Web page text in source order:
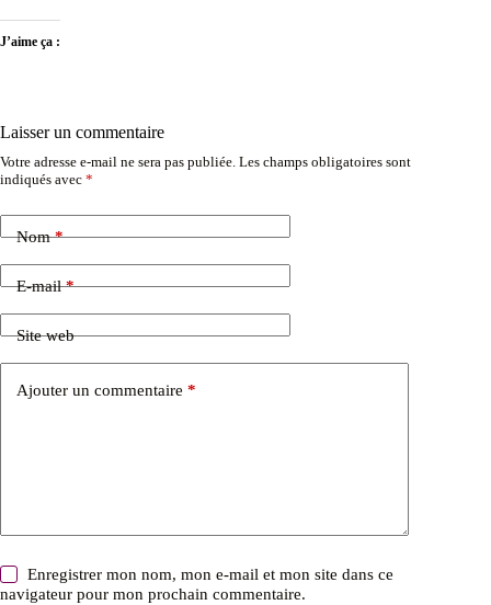
J’aime ça :
Laisser un commentaire
Votre adresse e-mail ne sera pas publiée. Les champs obligatoires sont
indiqués avec *
Nom*
E-mail*
Site web
Ajouter un commentaire *
Enregistrer mon nom, mon e-mail et mon site dans ce
navigateur pour mon prochain commentaire.